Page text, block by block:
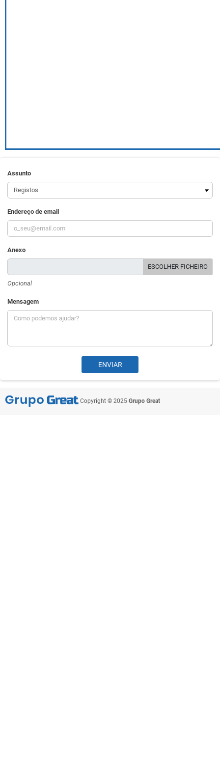
Assunto
Endereço de email
Anexo
ESCOLHER FICHEIRO
Opcional
Mensagem
Copyright © 2025 Grupo Great